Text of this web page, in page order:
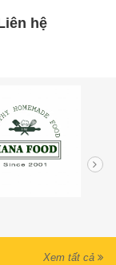
hệ
Xem tất cả